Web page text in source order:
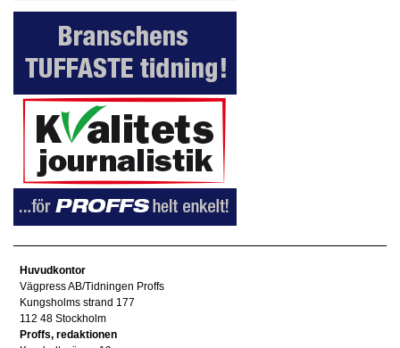
Huvudkontor
Vägpress AB/Tidningen Proffs
Kungsholms strand 177
112 48 Stockholm
Proffs, redaktionen